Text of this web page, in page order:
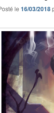
le 16/03/2018